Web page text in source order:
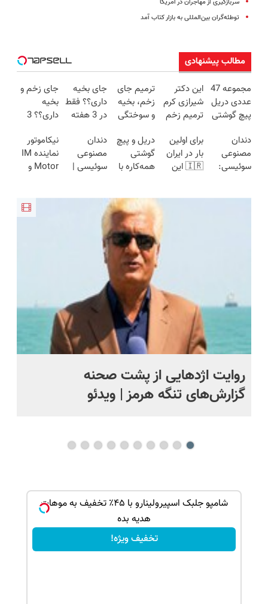
سربازگیری از مهاجران در آمریکا
توطئه‌گران بین‌المللی به بازار کتاب آمد
مطالب پیشنهادی
مجموعه 47
عددی دریل
پیچ گوشتی
(تخفیف به
مدت
محدود)
این دکتر
شیرازی کرم
ترمیم زخم
ساخت!!!
ترمیم جای
زخم، بخیه
و سوختگی
هفته!!😍
جای بخیه
داری؟؟ فقط
در 3 هفته
کن!😍
جای زخم و
بخیه
داری؟؟ 3
محوش کن!
دندان
مصنوعی
سوئیسی:
برای اولین
بار در ایران
🇮🇷 این
دریل و پیچ
گوشتی
همه‌کاره با
(نصف
قیمت بازار
🔥)
دندان
مصنوعی
سوئیسی |
طبیعی!
ویزیت
رایگان+پرداخت
اقساطی😍
نیکاموتور
نماینده IM
Motor و
روایت اژدهایی از پشت صحنه
گزارش‌های تنگه هرمز | ویدئو
شامپو جلبک اسپیرولینارو با ۴۵٪ تخفیف به موهات
هدیه بده
تخفیف ویژه!